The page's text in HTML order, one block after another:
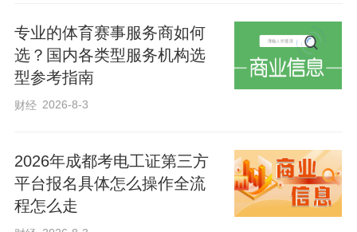
温馨问候。整洁利落的发型、暖心贴心的
话语，让老人们足不出小区就享受到便民
实惠服务，脸上都洋溢着幸福的笑容。
进社区的生动实践。景县妇联相关负责人
表示，景县妇联将依托巾帼家政服务驿站
平台，不断整合家政服务资源，引领广大
专业的体育赛事服务商如何
选？国内各类型服务机构选
型参考指南
财经 2026-8-3
2026年成都考电工证第三方
平台报名具体怎么操作全流
程怎么走